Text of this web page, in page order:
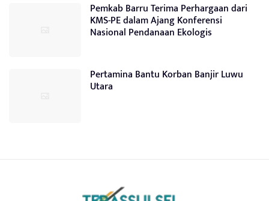
Pemkab Barru Terima Perhargaan dari
KMS-PE dalam Ajang Konferensi
Nasional Pendanaan Ekologis
Pertamina Bantu Korban Banjir Luwu
Utara